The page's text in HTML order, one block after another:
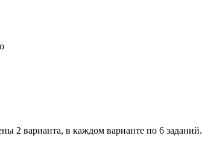
2 варианта, в каждом варианте по 6 заданий.